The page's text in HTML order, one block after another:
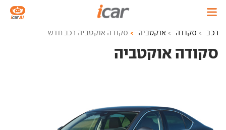
רכב סקודה אוקטביה סקודה אוקטביה רכב חדש
סקודה אוקטביה ‏